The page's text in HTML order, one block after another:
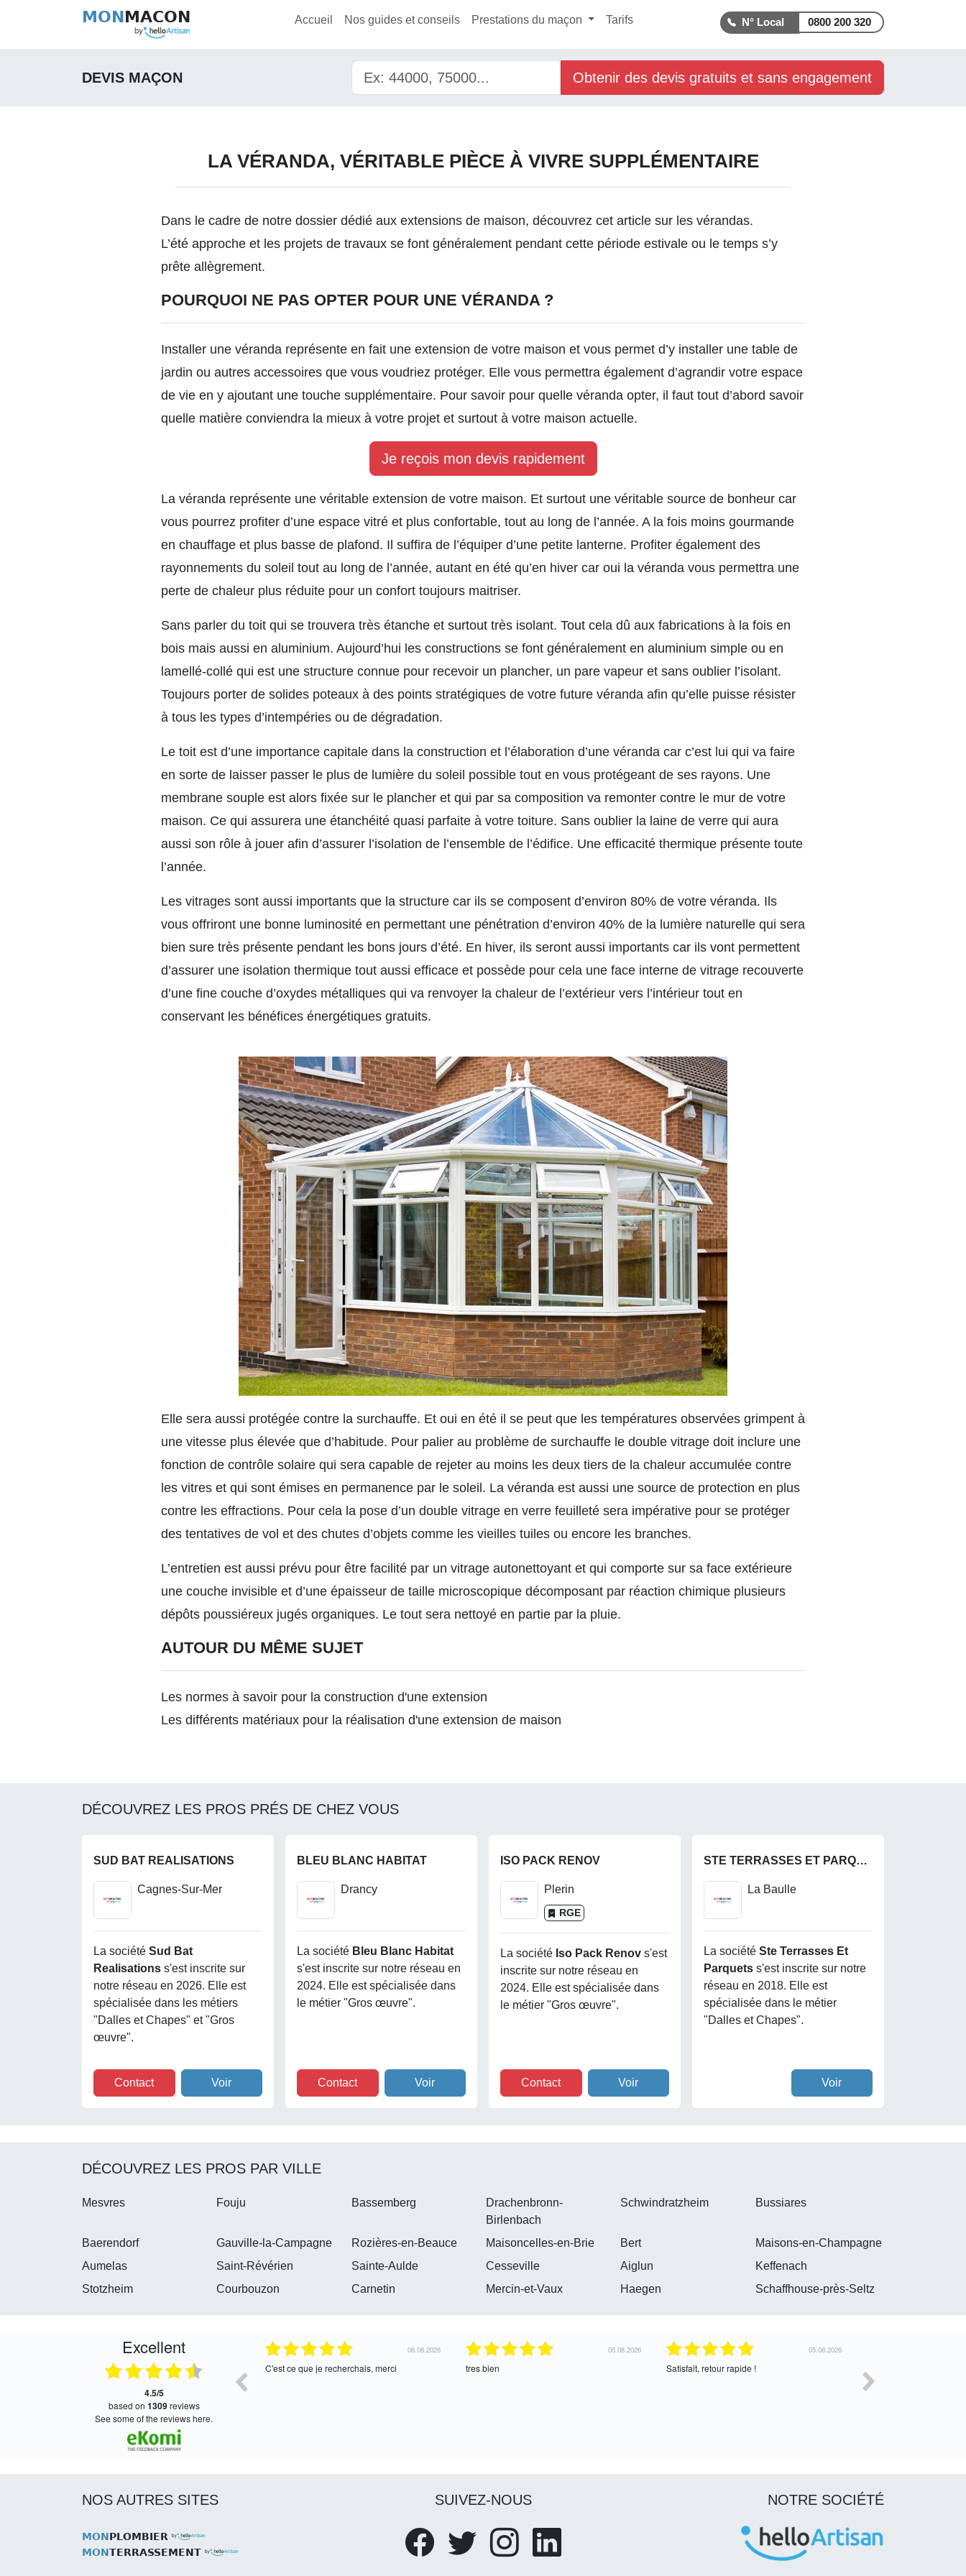
MONMACON Accueil Nos guides et conseils Prestations du maçon Tarifs 0800 200 320
DEVIS MAÇON Obtenir des devis gratuits et sans engagement
LA VÉRANDA, VÉRITABLE PIÈCE À VIVRE SUPPLÉMENTAIRE
Dans le cadre de notre dossier dédié aux extensions de maison, découvrez cet article sur les vérandas.
L’été approche et les projets de travaux se font généralement pendant cette période estivale ou le temps s’y
prête allègrement.
POURQUOI NE PAS OPTER POUR UNE VÉRANDA ?
Installer une véranda représente en fait une extension de votre maison et vous permet d’y installer une table de
jardin ou autres accessoires que vous voudriez protéger. Elle vous permettra également d’agrandir votre espace
de vie en y ajoutant une touche supplémentaire. Pour savoir pour quelle véranda opter, il faut tout d’abord savoir
quelle matière conviendra la mieux à votre projet et surtout à votre maison actuelle.
Je reçois mon devis rapidement
La véranda représente une véritable extension de votre maison. Et surtout une véritable source de bonheur car
vous pourrez profiter d’une espace vitré et plus confortable, tout au long de l’année. A la fois moins gourmande
en chauffage et plus basse de plafond. Il suffira de l’équiper d’une petite lanterne. Profiter également des
rayonnements du soleil tout au long de l’année, autant en été qu’en hiver car oui la véranda vous permettra une
perte de chaleur plus réduite pour un confort toujours maitriser.
Sans parler du toit qui se trouvera très étanche et surtout très isolant. Tout cela dû aux fabrications à la fois en
bois mais aussi en aluminium. Aujourd’hui les constructions se font généralement en aluminium simple ou en
lamellé-collé qui est une structure connue pour recevoir un plancher, un pare vapeur et sans oublier l’isolant.
Toujours porter de solides poteaux à des points stratégiques de votre future véranda afin qu’elle puisse résister
à tous les types d’intempéries ou de dégradation.
Le toit est d’une importance capitale dans la construction et l’élaboration d’une véranda car c’est lui qui va faire
en sorte de laisser passer le plus de lumière du soleil possible tout en vous protégeant de ses rayons. Une
membrane souple est alors fixée sur le plancher et qui par sa composition va remonter contre le mur de votre
maison. Ce qui assurera une étanchéité quasi parfaite à votre toiture. Sans oublier la laine de verre qui aura
aussi son rôle à jouer afin d’assurer l’isolation de l’ensemble de l’édifice. Une efficacité thermique présente toute
l’année.
Les vitrages sont aussi importants que la structure car ils se composent d’environ 80% de votre véranda. Ils
vous offriront une bonne luminosité en permettant une pénétration d’environ 40% de la lumière naturelle qui sera
bien sure très présente pendant les bons jours d’été. En hiver, ils seront aussi importants car ils vont permettent
d’assurer une isolation thermique tout aussi efficace et possède pour cela une face interne de vitrage recouverte
d’une fine couche d’oxydes métalliques qui va renvoyer la chaleur de l’extérieur vers l’intérieur tout en
conservant les bénéfices énergétiques gratuits.
Elle sera aussi protégée contre la surchauffe. Et oui en été il se peut que les températures observées grimpent à
une vitesse plus élevée que d’habitude. Pour palier au problème de surchauffe le double vitrage doit inclure une
fonction de contrôle solaire qui sera capable de rejeter au moins les deux tiers de la chaleur accumulée contre
les vitres et qui sont émises en permanence par le soleil. La véranda est aussi une source de protection en plus
contre les effractions. Pour cela la pose d’un double vitrage en verre feuilleté sera impérative pour se protéger
des tentatives de vol et des chutes d’objets comme les vieilles tuiles ou encore les branches.
L’entretien est aussi prévu pour être facilité par un vitrage autonettoyant et qui comporte sur sa face extérieure
une couche invisible et d’une épaisseur de taille microscopique décomposant par réaction chimique plusieurs
dépôts poussiéreux jugés organiques. Le tout sera nettoyé en partie par la pluie.
AUTOUR DU MÊME SUJET
Les normes à savoir pour la construction d'une extension
Les différents matériaux pour la réalisation d'une extension de maison
DÉCOUVREZ LES PROS PRÉS DE CHEZ VOUS
SUD BAT REALISATIONS
Cagnes-Sur-Mer
La société Sud Bat
Realisations s'est inscrite sur
notre réseau en 2026. Elle est
spécialisée dans les métiers
"Dalles et Chapes" et "Gros
œuvre".
Contact Voir
BLEU BLANC HABITAT
Drancy
La société Bleu Blanc Habitat
s'est inscrite sur notre réseau en
2024. Elle est spécialisée dans
le métier "Gros œuvre".
Contact Voir
ISO PACK RENOV
Plerin
RGE
La société Iso Pack Renov s'est
inscrite sur notre réseau en
2024. Elle est spécialisée dans
le métier "Gros œuvre".
Contact Voir
STE TERRASSES ET PARQUETS
La Baulle
La société Ste Terrasses Et
Parquets s'est inscrite sur notre
réseau en 2018. Elle est
spécialisée dans le métier
"Dalles et Chapes".
Voir
DÉCOUVREZ LES PROS PAR VILLE
Mesvres Fouju Bassemberg
Drachenbronn-
Birlenbach
Schwindratzheim Bussiares
Baerendorf Gauville-la-Campagne Rozières-en-Beauce Maisoncelles-en-Brie Bert
Maisons-en-Champagne
Aumelas
Saint-Révérien Sainte-Aulde Cesseville Aiglun
Keffenach
Stotzheim
Courbouzon Carnetin Mercin-et-Vaux Haegen Schaffhouse-près-Seltz
Excellent
4.5/5
based on 1309reviews
see some of the reviews here.
Satisfait, retour rapide !
04.08.2026
Très bon service !
04.08.2026
oui, merci
30.07.2026
Satisfait de l’échange, assez cordial. En
NOS AUTRES SITES
MONPLOMBIER
MONTERRASSEMENT
SUIVEZ-NOUS NOTRE SOCIÉTÉ